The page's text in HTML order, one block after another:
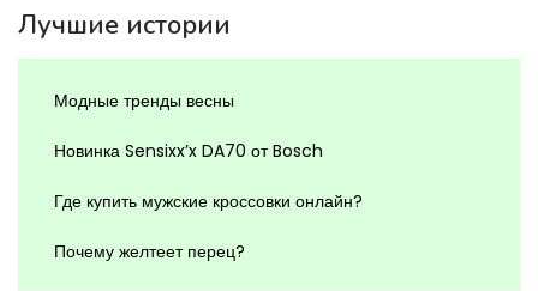
Лучшие истории
Модные тренды весны
Новинка Sensixx’x DA70 от Bosch
Где купить мужские кроссовки онлайн?
Почему желтеет перец?